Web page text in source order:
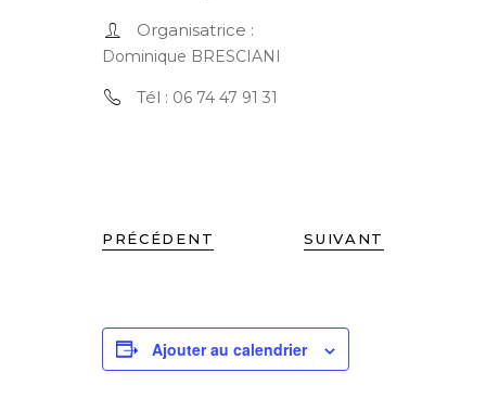
Organisatrice :
Dominique BRESCIANI
Tél : 06 74 47 91 31
PRÉCÉDENT SUIVANT
Ajouter au calendrier